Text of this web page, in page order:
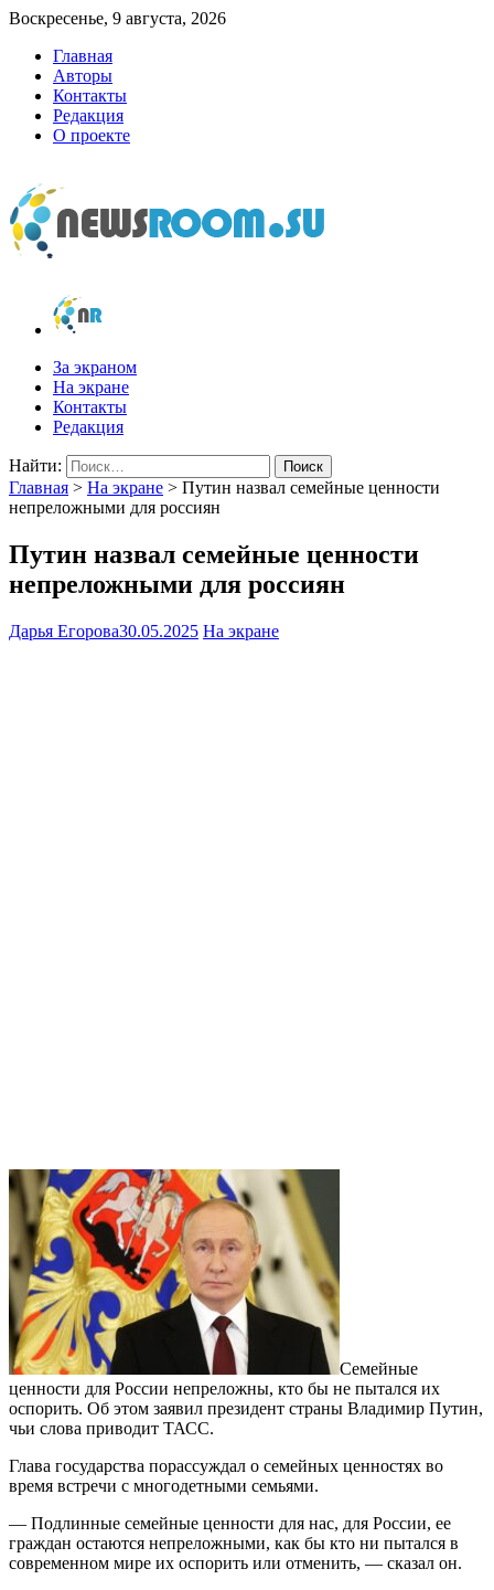
Воскресенье, 9 августа, 2026
Главная
Авторы
Контакты
Редакция
О проекте
newsroom.su
Новости о новостях
За экраном
На экране
Контакты
Редакция
Найти:
Главная > На экране > Путин назвал семейные ценности
непреложными для россиян
Путин назвал семейные ценности
непреложными для россиян
Дарья Егорова30.05.2025 На экране
Семейные
ценности для России непреложны, кто бы не пытался их
оспорить. Об этом заявил президент страны Владимир Путин,
чьи слова приводит ТАСС.
Глава государства порассуждал о семейных ценностях во
время встречи с многодетными семьями.
— Подлинные семейные ценности для нас, для России, ее
граждан остаются непреложными, как бы кто ни пытался в
современном мире их оспорить или отменить, — сказал он.